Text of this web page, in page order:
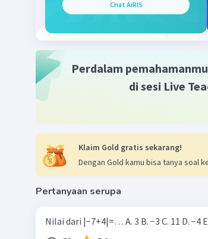
Chat AiRIS
Perdalam
di sesi Live
Klaim Gold gratis sekarang!
Dengan Gold kamu bisa tanya soal
Pertanyaan serupa
Nilai dari |−7+4|=… A. 3 B. −3 C. 11 D.